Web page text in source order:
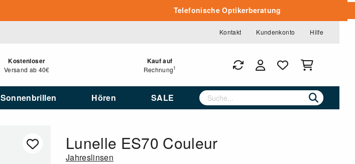
Telefonische Optikerberatung
Kontakt Kundenkonto Hilfe
Kostenloser
Versand ab 40€
Kauf auf
Rechnung1
Sonnenbrillen Hören SALE
Lunelle ES70 Couleur
Jahreslinsen